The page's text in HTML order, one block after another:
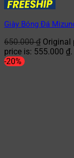
Giày Bóng Đá
650.000₫ Original
price is: 555.000 ₫.
-20%